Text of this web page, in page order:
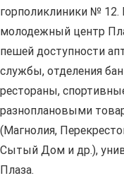
горполиклиники №
молодежный центр
пешей доступности
службы, отделения
рестораны,
разноплановыми
(Магнолия,
Сытый Дом и др.),
Плаза.